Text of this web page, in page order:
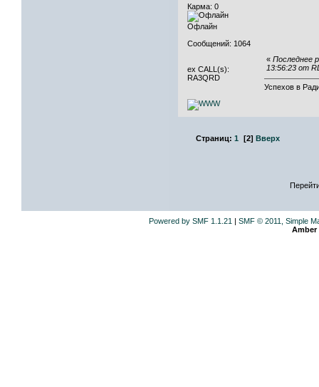
Карма: 0
Офлайн
Сообщений: 1064
ex CALL(s):
RA3QRD
« Последнее
13:56:23 от
Успехов в
Страниц: 1 [2] Вверх
Powered by SMF 1.1.21 | SMF © 2011, Simple
Amber